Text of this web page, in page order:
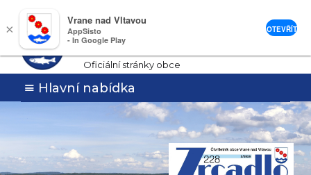
×
Vrane nad Vltavou
AppSisto
- In Google Play
OTEVŘÍT
Vrané nad
Vltavou
Oficiální stránky obce
Hlavní nabídka